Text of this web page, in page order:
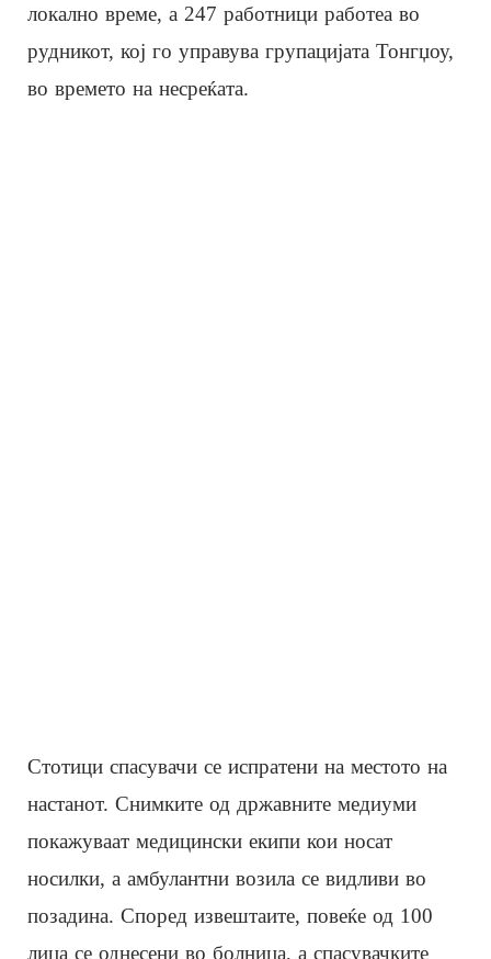
локално време, а 247 работници работеа во
рудникот, кој го управува групацијата Тонгџоу,
во времето на несреќата.
Стотици спасувачи се испратени на местото на
настанот. Снимките од државните медиуми
покажуваат медицински екипи кои носат
носилки, а амбулантни возила се видливи во
позадина. Според извештаите, повеќе од 100
лица се однесени во болница, а спасувачките